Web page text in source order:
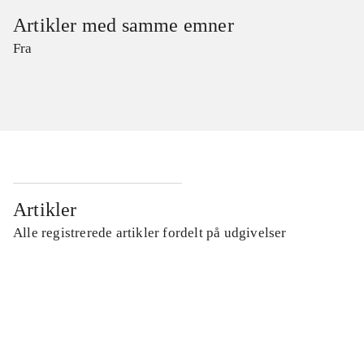
Artikler med samme emner
Fra
Artikler
Alle registrerede artikler fordelt på udgivelser